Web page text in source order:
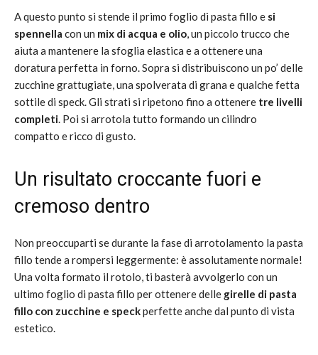
A questo punto si stende il primo foglio di pasta fillo e si
spennella con un mix di acqua e olio, un piccolo trucco che
aiuta a mantenere la sfoglia elastica e a ottenere una
doratura perfetta in forno. Sopra si distribuiscono un po’ delle
zucchine grattugiate, una spolverata di grana e qualche fetta
sottile di speck. Gli strati si ripetono fino a ottenere tre livelli
completi. Poi si arrotola tutto formando un cilindro
compatto e ricco di gusto.
Un risultato croccante fuori e
cremoso dentro
Non preoccuparti se durante la fase di arrotolamento la pasta
fillo tende a rompersi leggermente: è assolutamente normale!
Una volta formato il rotolo, ti basterà avvolgerlo con un
ultimo foglio di pasta fillo per ottenere delle girelle di pasta
fillo con zucchine e speckperfette anche dal punto di vista
estetico.